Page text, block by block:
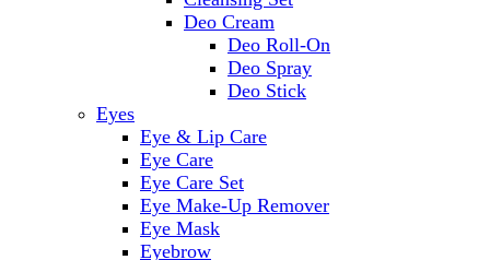
Deo Cream
Deo Roll-On
Deo Spray
Deo Stick
Eyes
Eye & Lip Care
Eye Care
Eye Care Set
Eye Make-Up Remover
Eye Mask
Eyebrow